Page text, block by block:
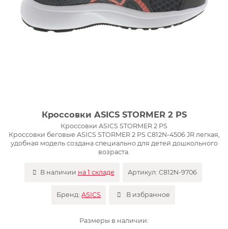
Кроссовки ASICS STORMER 2 PS
Кроссовки ASICS STORMER 2 PS
Кроссовки беговые ASICS STORMER 2 PS C812N-4506 JR легкая,
удобная модель создана специально для детей дошкольного
возраста.
В наличии на 1 складе Артикул: C812N-9706
Бренд:ASICS В избранное
Размеры в наличии: